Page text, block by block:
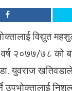
विद्युत
२०७७/७८ को
युवराज
उपभोक्तालाई